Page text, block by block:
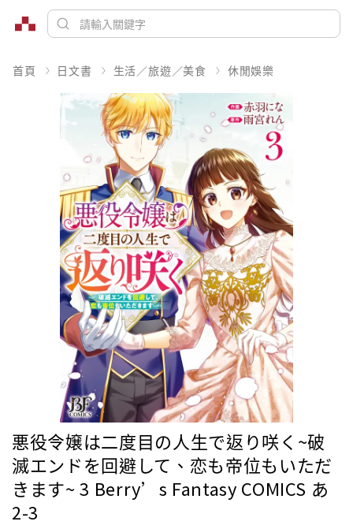
首頁 日文書 生活／旅遊／美食 休閒娛樂
悪役令嬢は二度目の人生で返り咲く~破
滅エンドを回避して、恋も帝位もいただ
きます~ 3 Berry’s Fantasy COMICS あ
2-3